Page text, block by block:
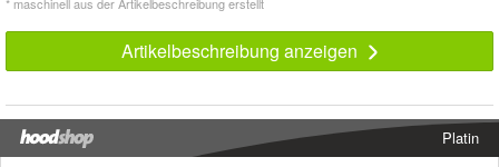
* maschinell aus der Artikelbeschreibung erstellt
Artikelbeschreibung anzeigen
Platin